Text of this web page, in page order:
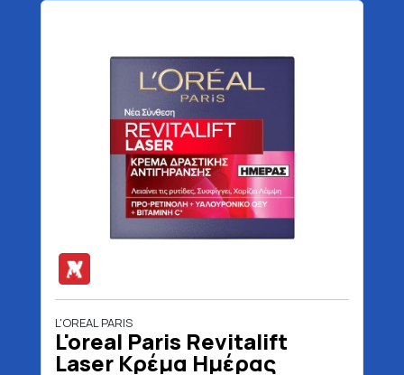
L'OREAL PARIS
L'oreal Paris Revitalift
Laser Κρέμα Ημέρας